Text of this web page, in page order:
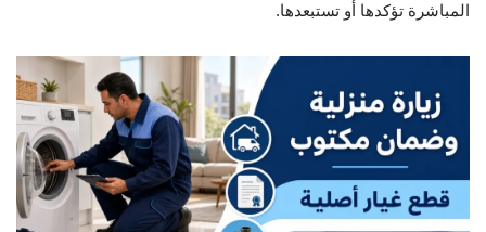
المباشرة تؤكدها أو تستبعدها.